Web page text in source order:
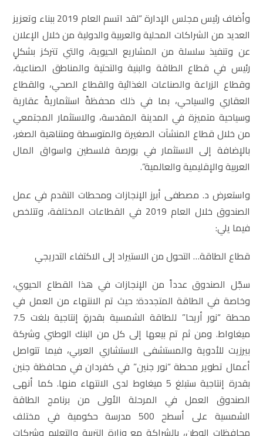
وأضاف رئيس مجلس الإدارة “لقد اتسم العام 2019 ببناء وتعزيز
العديد من الشراكات المحلية والعربية والدولية من خلال الإعلان
عن وتنفيذ سلسلة من المشاريع الحيوية، والتي تتركز بشكلٍ
رئيس في قطاع الطاقة والبنية والتحتية والمناطق الصناعية،
وقطاع الزراعة والصناعات الغذائية والقطاع الصحي، والقطاع
العقاري والسياحي، بما في ذلك محفظةً استثماريةً عقارية
وسياحية متميزة في المدينة المقدسة، والاستثمار المجتمعي
من خلال قطاع المنشآت الصغيرة والمتوسطة ومتناهية الصغر،
بالإضافة إلى الاستثمار في بورصة فلسطين واسواق المال
العربية والإقليمية والعالمية”.
واستعرض د. مصطفى أبرز الإنجازات ومحطات التقدم في عمل
الصندوق خلال العام 2019 في القطاعات المختلفة، وتتلخص
فيما يلي:
قطاع الطاقة… التحول من الاستيراد إلى الاكتفاء التدريجي
سجّل الصندوق عدداً من الإنجازات في هذا القطاع الحيوي،
وخاصة في الطاقة المتجددة؛ حيث تم الانتهاء من العمل في
محطة “نور أريحا” للطاقة الشمسية بقدرةٍ إنتاجية بلغت 7.5
ميغاواط. ومن ثم تم بيعها إلى كل من البنك الوطني وشركة
بيرزيت للأدوية والمستشفى الاستشاري العربي، فيما تتواصل
أعمال تطوير محطة “نور جنين” في كفردان في محافظة جنين
بقدرة إنتاجية ستبلغ 5 ميغاوط لدى الانتهاء منها. كما أنهى
الصندوق العمل في المرحلة الأولى من برنامج الطاقة
الشمسية على أسطح 500 مدرسة حكومية في مختلف